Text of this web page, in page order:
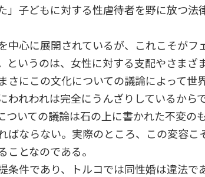
」子どもに対する性虐待者を野に放つ法
心に展開されているが、これこそがフ
というのは、女性に対する支配やさまざ
さにこの文化についての議論によって世
われわれは完全にうんざりしているから
ついての議論は石の上に書かれた不変の
ばならない。実際のところ、この変容こ
となのである。
件であり、トルコでは同性婚は違法で